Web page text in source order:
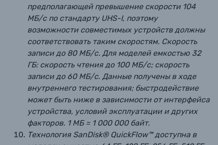
предполагающей превышение скорости 104
МБ/с по стандарту UHS-I, поэтому
возможности совместимых устройств должны
соответствовать таким скоростям. Скорость
записи до 80 МБ/с. Для моделей емкостью 32
ГБ: скорость чтения до 100 МБ/с; скорость
записи до 60 МБ/с. Данные получены в ходе
внутреннего тестирования; быстродействие
может быть ниже в зависимости от интерфейса
устройства, условий эксплуатации и других
факторов. 1 МБ = 1 000 000 байт.
Технология SanDisk® QuickFlow™ доступна в